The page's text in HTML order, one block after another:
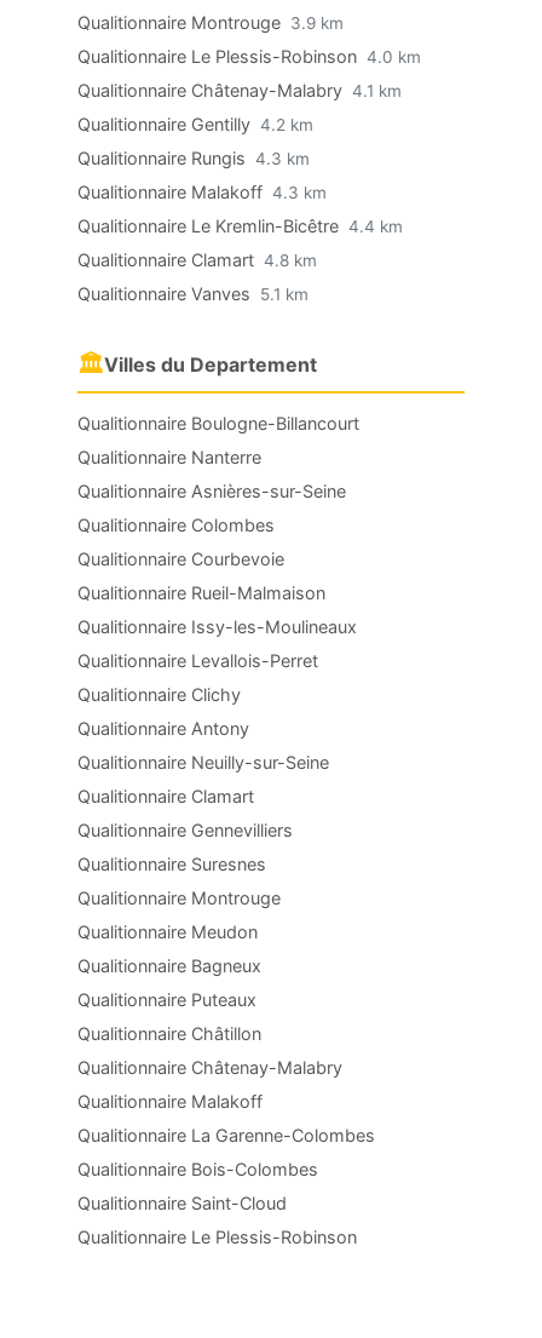
Qualitionnaire Montrouge 3.9 km
Qualitionnaire Le Plessis-Robinson 4.0 km
Qualitionnaire Châtenay-Malabry 4.1 km
Qualitionnaire Gentilly 4.2 km
Qualitionnaire Rungis 4.3 km
Qualitionnaire Malakoff 4.3 km
Qualitionnaire Le Kremlin-Bicêtre 4.4 km
Qualitionnaire Clamart 4.8 km
Qualitionnaire Vanves 5.1 km
🏛Villes du Departement
Qualitionnaire Boulogne-Billancourt
Qualitionnaire Nanterre
Qualitionnaire Asnières-sur-Seine
Qualitionnaire Colombes
Qualitionnaire Courbevoie
Qualitionnaire Rueil-Malmaison
Qualitionnaire Issy-les-Moulineaux
Qualitionnaire Levallois-Perret
Qualitionnaire Clichy
Qualitionnaire Antony
Qualitionnaire Neuilly-sur-Seine
Qualitionnaire Clamart
Qualitionnaire Gennevilliers
Qualitionnaire Suresnes
Qualitionnaire Montrouge
Qualitionnaire Meudon
Qualitionnaire Bagneux
Qualitionnaire Puteaux
Qualitionnaire Châtillon
Qualitionnaire Châtenay-Malabry
Qualitionnaire Malakoff
Qualitionnaire La Garenne-Colombes
Qualitionnaire Bois-Colombes
Qualitionnaire Saint-Cloud
Qualitionnaire Le Plessis-Robinson